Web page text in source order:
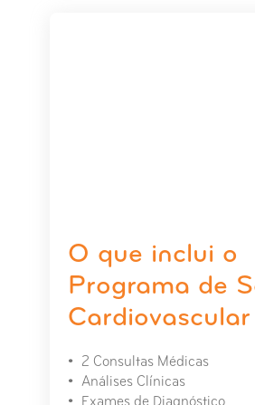
O que inclui o
Programa de
2 Consultas Médicas
Análises Clínicas
Exames de Diagnóstico